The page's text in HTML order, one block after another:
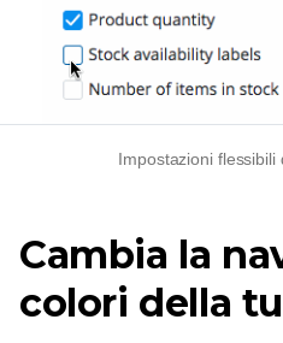
Impostazioni flessibili
Cambia la
colori della